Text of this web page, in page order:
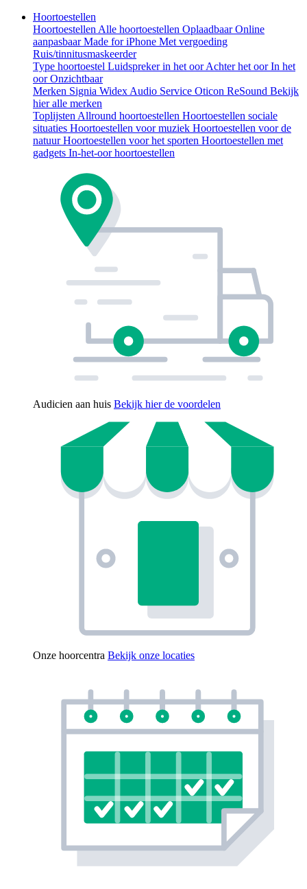
Hoortoestellen
Hoortoestellen Alle hoortoestellen OplaadbaarOnline
aanpasbaarMade for iPhone Met vergoeding
Ruis/tinnitusmaskeerder
Type hoortoestel Luidspreker in het oorAchter het oorIn het
oorOnzichtbaar
Merken Signia Widex Audio Service Oticon ReSound Bekijk
hier alle merken
Toplijsten Allround hoortoestellen Hoortoestellen sociale
situaties Hoortoestellen voor muziek Hoortoestellen voor de
natuurHoortoestellen voor het sporten Hoortoestellen met
gadgets In-het-oor hoortoestellen
Audicien aan huis Bekijk hier de voordelen
Onze hoorcentra Bekijk onze locaties